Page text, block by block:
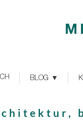
BLOG